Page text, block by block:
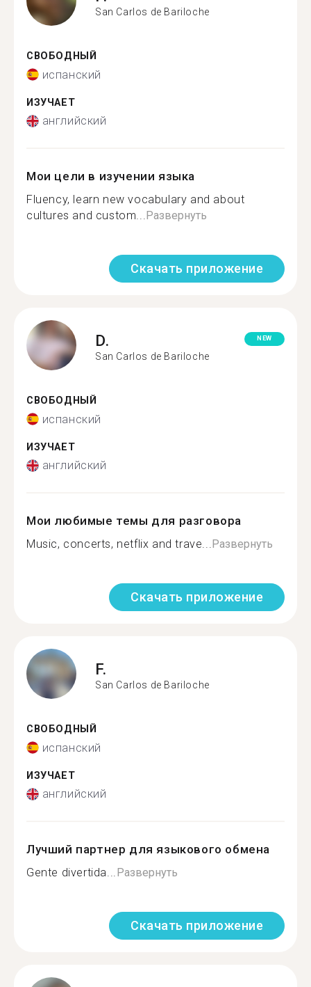
San Carlos de Bariloche
СВОБОДНЫЙ
испанский
ИЗУЧАЕТ
английский
Мои цели в изучении языка
Fluency, learn new vocabulary and about
cultures and custom...Развернуть
Скачать приложение
D.
San Carlos de Bariloche
NEW
СВОБОДНЫЙ
испанский
ИЗУЧАЕТ
английский
Мои любимые темы для разговора
Music, concerts, netflix and trave...Развернуть
Скачать приложение
F.
San Carlos de Bariloche
СВОБОДНЫЙ
испанский
ИЗУЧАЕТ
английский
Лучший партнер для языкового обмена
Gente divertida...Развернуть
Скачать приложение